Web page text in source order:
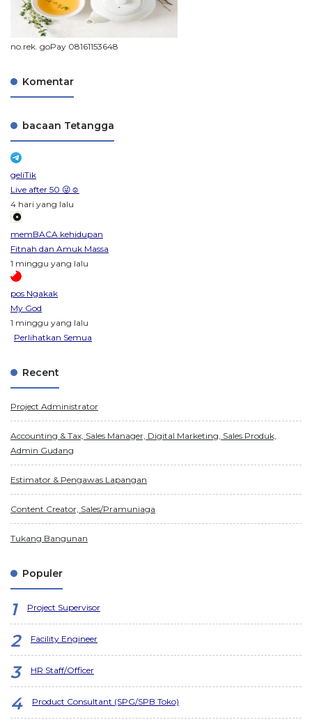
no.rek. goPay 08161153648
Komentar
bacaan Tetangga
geliTik
Live after 50 😜☺️
4 hari yang lalu
memBACA kehidupan
Fitnah dan Amuk Massa
1 minggu yang lalu
pos Ngakak
My God
1 minggu yang lalu
Perlihatkan Semua
Recent
Project Administrator
Accounting & Tax, Sales Manager, Digital Marketing, Sales Produk,
Admin Gudang
Estimator & Pengawas Lapangan
Content Creator, Sales/Pramuniaga
Tukang Bangunan
Populer
Project Supervisor
Facility Engineer
HR Staff/Officer
Product Consultant (SPG/SPB Toko)